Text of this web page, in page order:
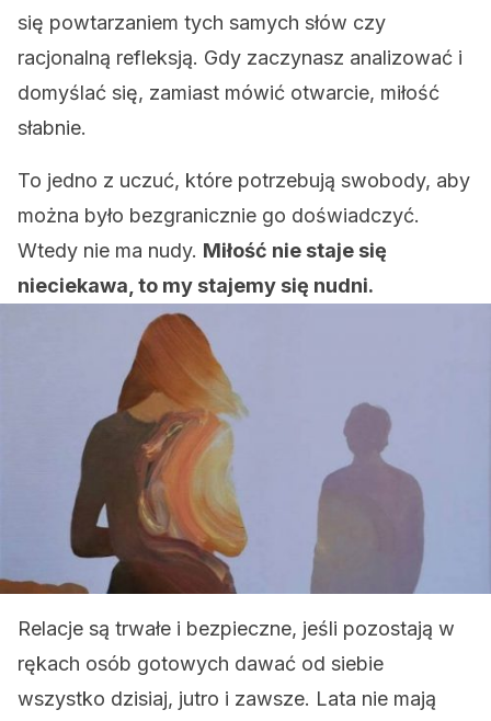
się powtarzaniem tych samych słów czy
racjonalną refleksją. Gdy zaczynasz analizować i
domyślać się, zamiast mówić otwarcie, miłość
słabnie.
To jedno z uczuć, które potrzebują swobody, aby
można było bezgranicznie go doświadczyć.
Wtedy nie ma nudy. Miłość nie staje się
nieciekawa, to my stajemy się nudni.
Relacje są trwałe i bezpieczne, jeśli pozostają w
rękach osób gotowych dawać od siebie
wszystko dzisiaj, jutro i zawsze. Lata nie mają